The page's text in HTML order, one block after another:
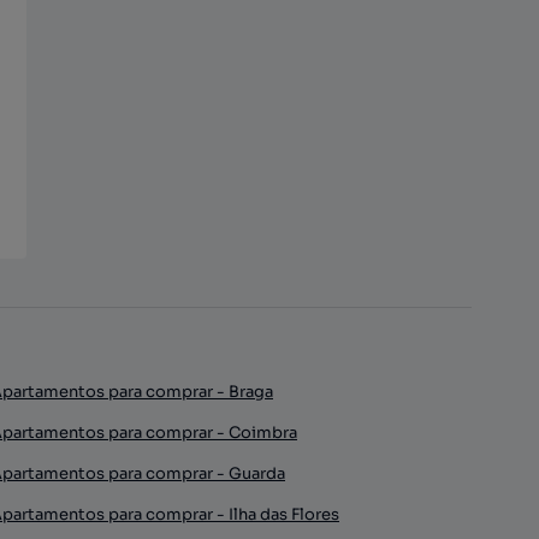
para comprar - Braga
para comprar - Coimbra
para comprar - Guarda
para comprar - Ilha das Flores